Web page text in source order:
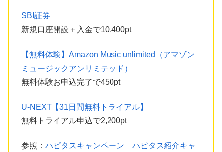
SBI証券
新規口座開設＋入金で10,400pt
【無料体験】Amazon Music unlimited（アマゾン
ミュージックアンリミテッド）
無料体験お申込完了で450pt
U-NEXT【31日間無料トライアル】
無料トライアル申込で2,200pt
参照： ハピタスキャンペーン ハピタス紹介キャ